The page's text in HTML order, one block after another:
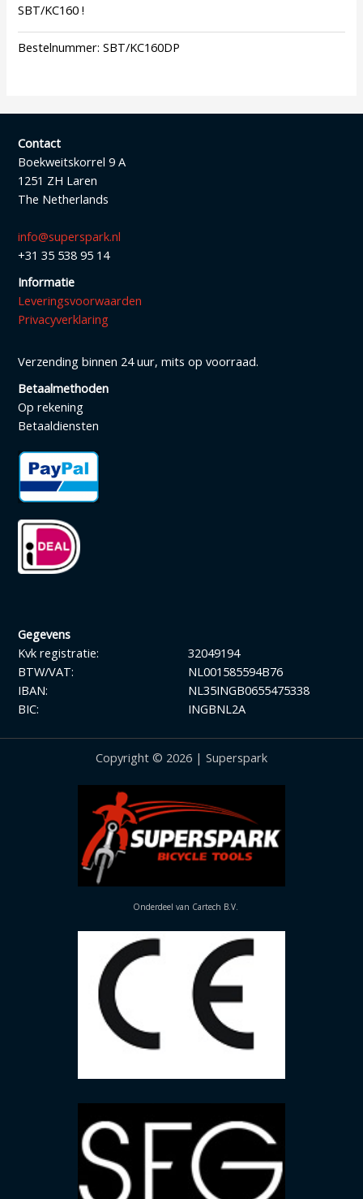
SBT/KC160 !
Bestelnummer:SBT/KC160DP
Contact
Boekweitskorrel 9 A
1251 ZH Laren
The Netherlands
info@superspark.nl
+31 35 538 95 14
Informatie
Leveringsvoorwaarden
Privacyverklaring
Verzending binnen 24 uur, mits op voorraad.
Betaalmethoden
Op rekening
Betaaldiensten
Gegevens
Kvk registratie:
BTW/VAT:
IBAN:
BIC:
32049194
NL001585594B76
NL35INGB0655475338
INGBNL2A
Copyright © 2026 | Superspark
Onderdeel van Cartech B.V.